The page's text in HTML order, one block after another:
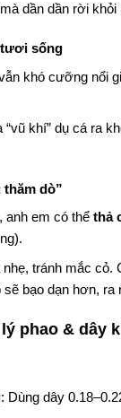
dần dần rời khỏi
tươi sống
khó cưỡng nổi
“vũ khí” dụ cá ra
thăm dò”
anh em có thể thả
tránh mắc cỏ.
sẽ bạo dạn hơn, ra
phao & dây
: Dùng dây